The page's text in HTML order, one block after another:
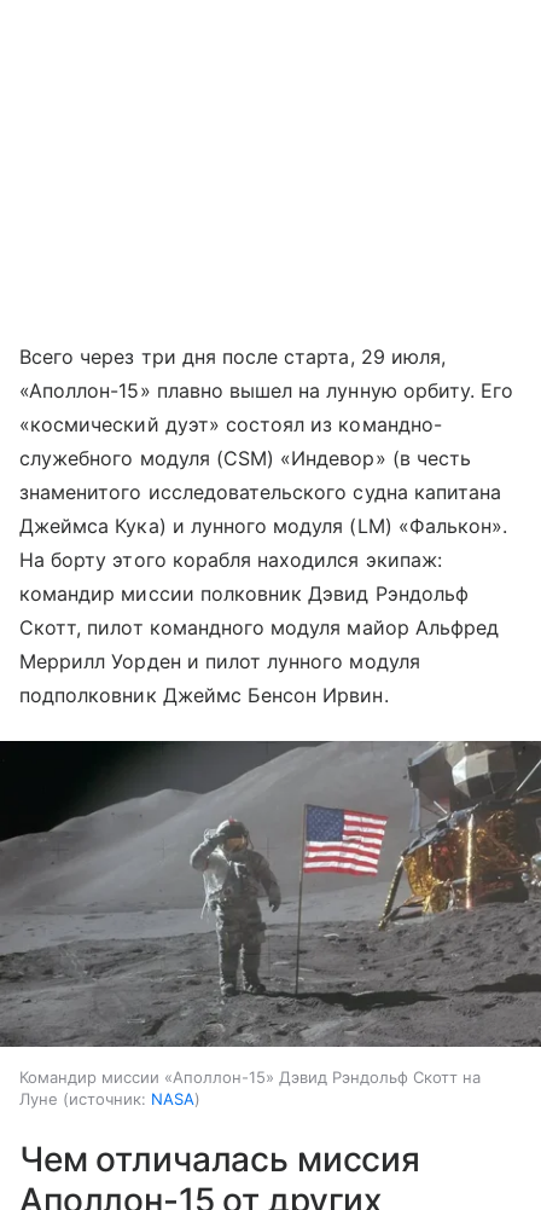
Всего через три дня после старта, 29 июля,
«Аполлон-15» плавно вышел на лунную орбиту. Его
«космический дуэт» состоял из командно-
служебного модуля (CSM) «Индевор» (в честь
знаменитого исследовательского судна капитана
Джеймса Кука) и лунного модуля (LM) «Фалькон».
На борту этого корабля находился экипаж:
командир миссии полковник Дэвид Рэндольф
Скотт, пилот командного модуля майор Альфред
Меррилл Уорден и пилот лунного модуля
подполковник Джеймс Бенсон Ирвин.
Командир миссии «Аполлон-15» Дэвид Рэндольф Скотт на
Луне
источник: NASA
Чем отличалась миссия
Аполлон-15 от других